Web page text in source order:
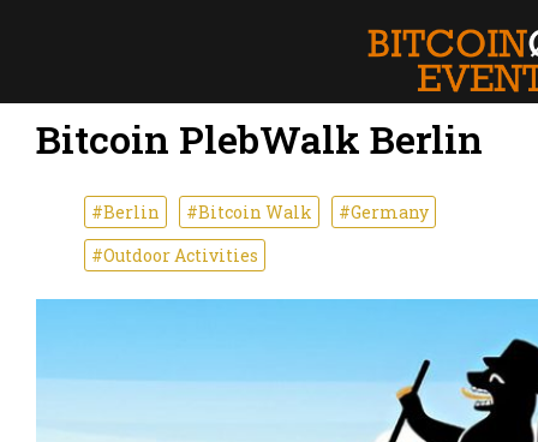
Bitcoin PlebWalk Berlin
#Berlin #Bitcoin Walk
#Germany
#Outdoor Activities